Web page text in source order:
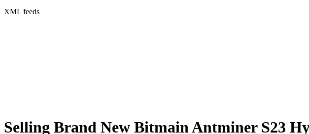
XML feeds
Selling Brand New Bitmain Antminer S23